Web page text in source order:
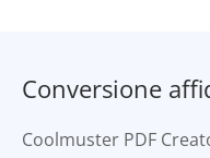
Conversione
Coolmuster PDF